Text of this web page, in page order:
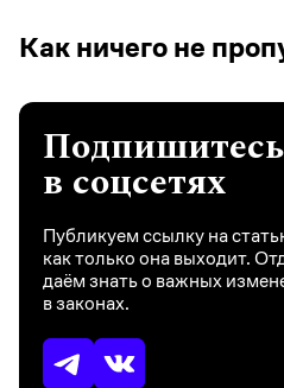
Как ничего не
Подпишитесь
в соцсетях
Публикуем ссылку на
как только она выходит.
даём знать о важных
в законах.